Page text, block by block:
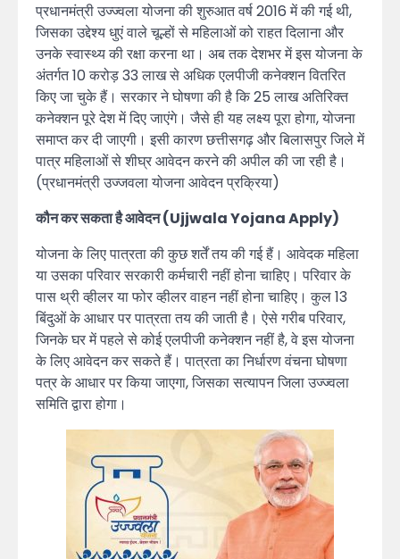
प्रधानमंत्री उज्ज्वला योजना की शुरुआत वर्ष 2016 में की गई थी,
जिसका उद्देश्य धुएं वाले चूल्हों से महिलाओं को राहत दिलाना और
उनके स्वास्थ्य की रक्षा करना था। अब तक देशभर में इस योजना के
अंतर्गत 10 करोड़ 33 लाख से अधिक एलपीजी कनेक्शन वितरित
किए जा चुके हैं। सरकार ने घोषणा की है कि 25 लाख अतिरिक्त
कनेक्शन पूरे देश में दिए जाएंगे। जैसे ही यह लक्ष्य पूरा होगा, योजना
समाप्त कर दी जाएगी। इसी कारण छत्तीसगढ़ और बिलासपुर जिले में
पात्र महिलाओं से शीघ्र आवेदन करने की अपील की जा रही है।
(प्रधानमंत्री उज्जवला योजना आवेदन प्रक्रिया)
कौन कर सकता है आवेदन (Ujjwala Yojana Apply)
योजना के लिए पात्रता की कुछ शर्तें तय की गई हैं। आवेदक महिला
या उसका परिवार सरकारी कर्मचारी नहीं होना चाहिए। परिवार के
पास थ्री व्हीलर या फोर व्हीलर वाहन नहीं होना चाहिए। कुल 13
बिंदुओं के आधार पर पात्रता तय की जाती है। ऐसे गरीब परिवार,
जिनके घर में पहले से कोई एलपीजी कनेक्शन नहीं है, वे इस योजना
के लिए आवेदन कर सकते हैं। पात्रता का निर्धारण वंचना घोषणा
पत्र के आधार पर किया जाएगा, जिसका सत्यापन जिला उज्ज्वला
समिति द्वारा होगा।